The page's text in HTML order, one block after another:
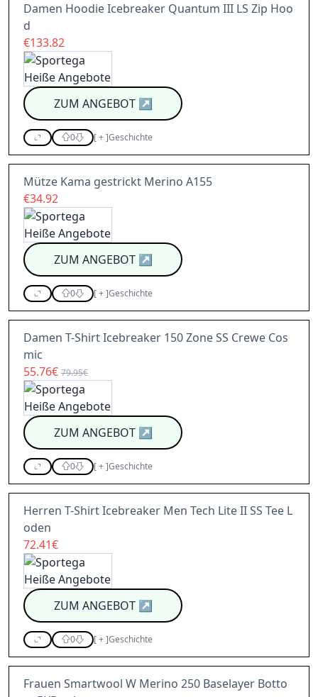
Damen Hoodie Icebreaker Quantum III LS Zip Hoo
d
€133.82
ZUM ANGEBOT↗
0 [+]Geschichte
Mütze Kama gestrickt Merino A155
€34.92
ZUM ANGEBOT↗
0 [+]Geschichte
Damen T-Shirt Icebreaker 150 Zone SS Crewe Cos
mic
55.76€ 79.95€
ZUM ANGEBOT↗
0 [+]Geschichte
Herren T-Shirt Icebreaker Men Tech Lite II SS Tee L
oden
72.41€
ZUM ANGEBOT↗
0 [+]Geschichte
Frauen Smartwool W Merino 250 Baselayer Botto